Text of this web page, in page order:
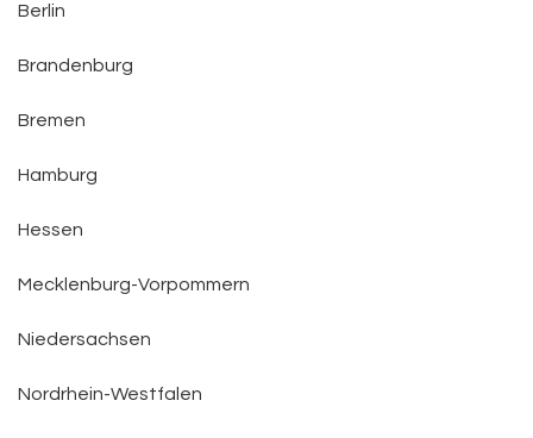
Berlin
Brandenburg
Bremen
Hamburg
Hessen
Mecklenburg-Vorpommern
Niedersachsen
Nordrhein-Westfalen